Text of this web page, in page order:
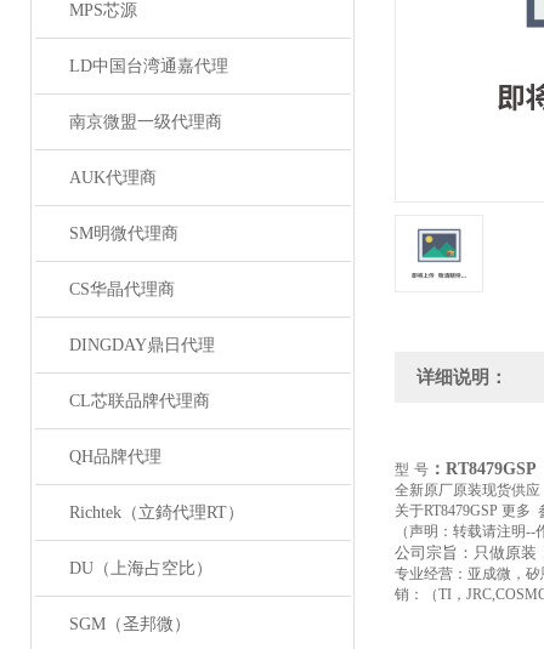
MPS芯源
LD中国台湾通嘉代理
南京微盟一级代理商
AUK代理商
SM明微代理商
CS华晶代理商
DINGDAY鼎日代理
CL芯联品牌代理商
QH品牌代理
Richtek（立錡代理RT）
DU（上海占空比）
SGM（圣邦微）
详细说明：
型 号 ：RT8479GSP
全新原厂原装现货供应
关于RT8479GSP 更多
（声明：转载请注明
公司宗旨：只做原装
专业经营：亚成微，
销：（TI，